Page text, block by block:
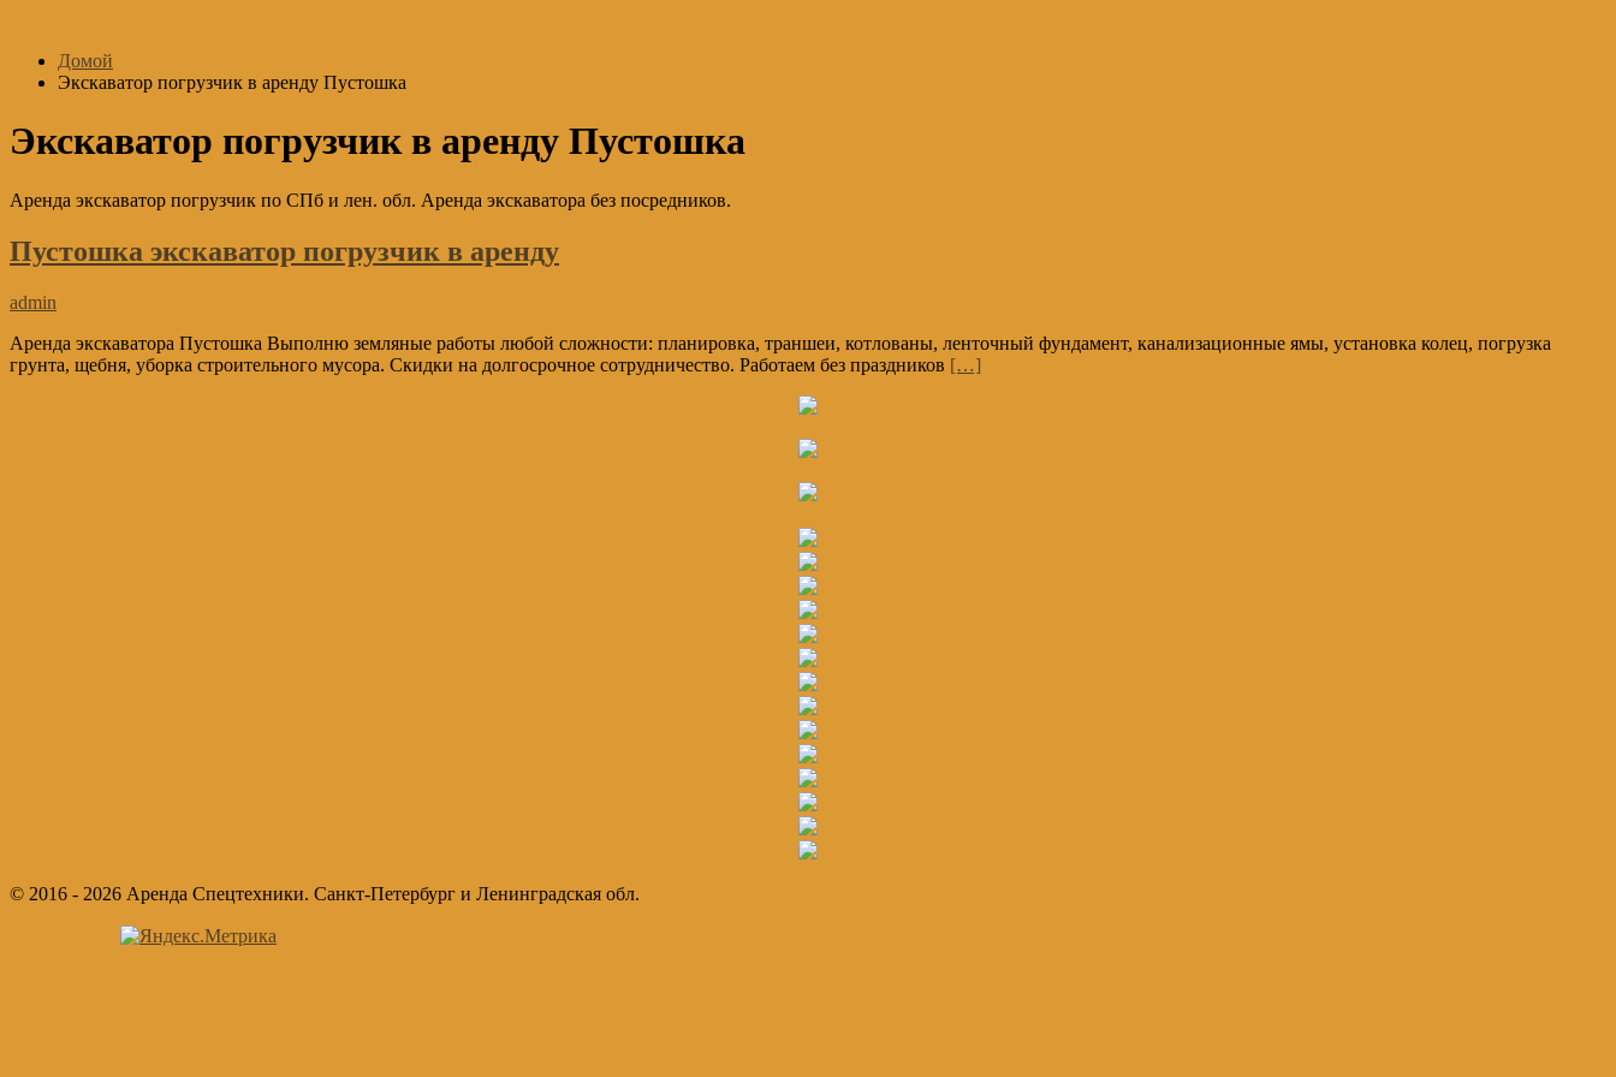
содержимому
Домой
Экскаватор погрузчик в аренду Пустошка
Экскаватор погрузчик в аренду Пустошка
Аренда экскаватор погрузчик по СПб и лен. обл. Аренда экскаватора без посредников.
Пустошка экскаватор погрузчик в аренду
admin
Аренда экскаватора Пустошка Выполню земляные работы любой сложности: планировка, траншеи, котлованы, ленточный фундамент, канализационные ямы, установка колец, погрузка
грунта, щебня, уборка строительного мусора. Скидки на долгосрочное сотрудничество. Работаем без праздников […]
© 2016 - 2026 Аренда Спецтехники. Санкт-Петербург и Ленинградская обл.